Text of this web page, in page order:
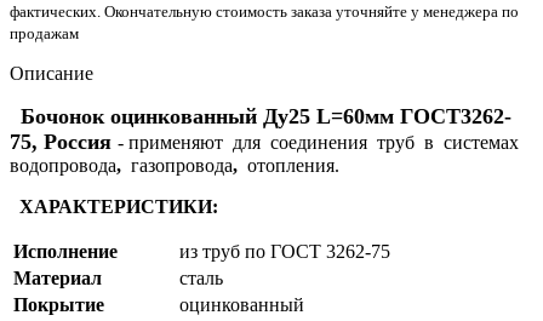
фактических. Окончательную стоимость заказа уточняйте у менеджера по
продажам
Описание
Бочонок оцинкованный Ду25 L=60мм ГОСТ3262-
75, Россия - применяют для соединения труб в системах
водопровода, газопровода, отопления.
ХАРАКТЕРИСТИКИ:
Исполнение
из труб по ГОСТ 3262-75
Материал
сталь
Покрытие
оцинкованный